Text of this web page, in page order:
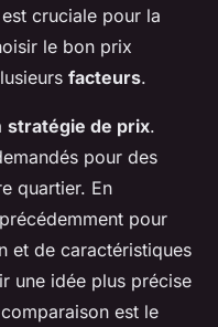
est cruciale pour la
le bon prix
facteurs.
stratégie de prix.
pour des
quartier. En
pour
et de caractéristiques
une idée plus précise
est le